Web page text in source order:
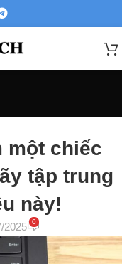
một chiếc
tập trung
này!
2025 0